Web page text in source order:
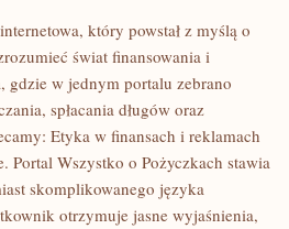
który powstał z myślą o
świat finansowania i
gdzie w jednym portalu zebrano
spłacania długów oraz
Etyka w finansach i reklamach
Wszystko o Pożyczkach stawia
skomplikowanego języka
otrzymuje jasne wyjaśnienia,